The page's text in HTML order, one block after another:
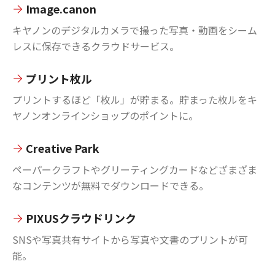
Image.canon
キヤノンのデジタルカメラで撮った写真・動画をシーム
レスに保存できるクラウドサービス。
プリント枚ル
プリントするほど「枚ル」が貯まる。貯まった枚ルをキ
ヤノンオンラインショップのポイントに。
Creative Park
ペーパークラフトやグリーティングカードなどざまざま
なコンテンツが無料でダウンロードできる。
PIXUSクラウドリンク
SNSや写真共有サイトから写真や文書のプリントが可
能。